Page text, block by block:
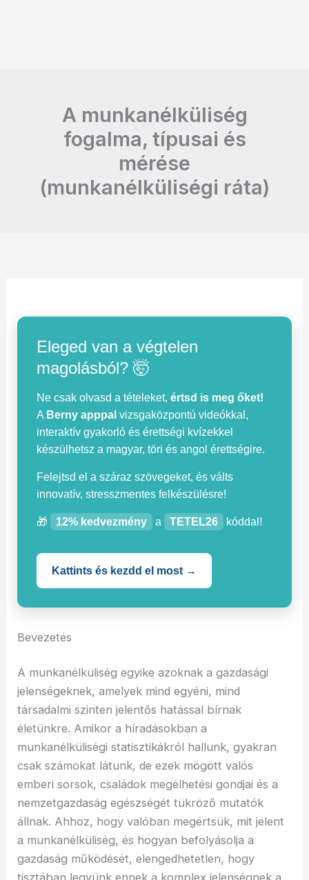
A munkanélküliség
fogalma, típusai és
mérése
(munkanélküliségi ráta)
Eleged van a végtelen
magolásból? 🤯
Ne csak olvasd a tételeket,értsd is meg őket!
A Berny apppal vizsgaközpontú videókkal,
interaktív gyakorló és érettségi kvízekkel
készülhetsz a magyar, töri és angol érettségire.
Felejtsd el a száraz szövegeket, és válts
innovatív, stresszmentes felkészülésre!
🎁 12% kedvezmény a TETEL26 kóddal!
Kattints és kezdd el most →
Bevezetés
A munkanélküliség egyike azoknak a gazdasági
jelenségeknek, amelyek mind egyéni, mind
társadalmi szinten jelentős hatással bírnak
életünkre. Amikor a híradásokban a
munkanélküliségi statisztikákról hallunk, gyakran
csak számokat látunk, de ezek mögött valós
emberi sorsok, családok megélhetési gondjai és a
nemzetgazdaság egészségét tükröző mutatók
állnak. Ahhoz, hogy valóban megértsük, mit jelent
a munkanélküliség, és hogyan befolyásolja a
gazdaság működését, elengedhetetlen, hogy